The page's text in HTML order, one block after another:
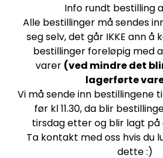
Info rundt bestilling
Alle bestillinger må sendes
seg selv, det går IKKE ann å
bestillinger foreløpig med
varer (ved mindre det
lagerførte
Vi må sende inn bestillingene
før kl 11.30, da blir
tirsdag etter og blir lagt på
Ta kontakt med oss hvis du
dette :)